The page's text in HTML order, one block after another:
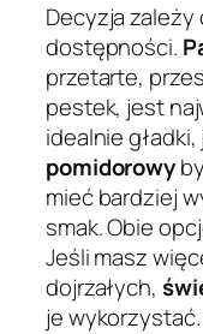
Decyzja
dostępności.
przetarte,
pestek, jest
idealnie
pomidorowy
mieć bardziej
smak. Obie
Jeśli masz
dojrzałych,
je